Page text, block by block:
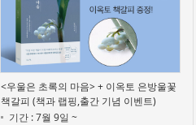
<우울은 초록의 마음> + 이옥토 은방울꽃
책갈피 (책과 랩핑,출간 기념 이벤트)
기간 : 7월 9일 ~